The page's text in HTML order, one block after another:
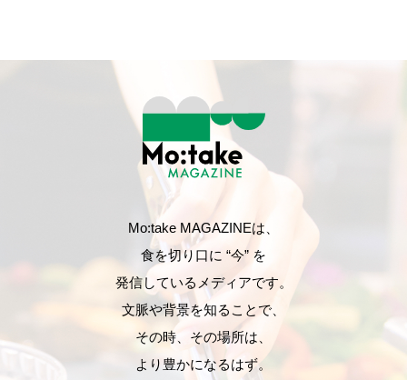
Mo:take MAGAZINEは、
食を切り口に “今” を
発信しているメディアです。
文脈や背景を知ることで、
その時、その場所は、
より豊かになるはず。